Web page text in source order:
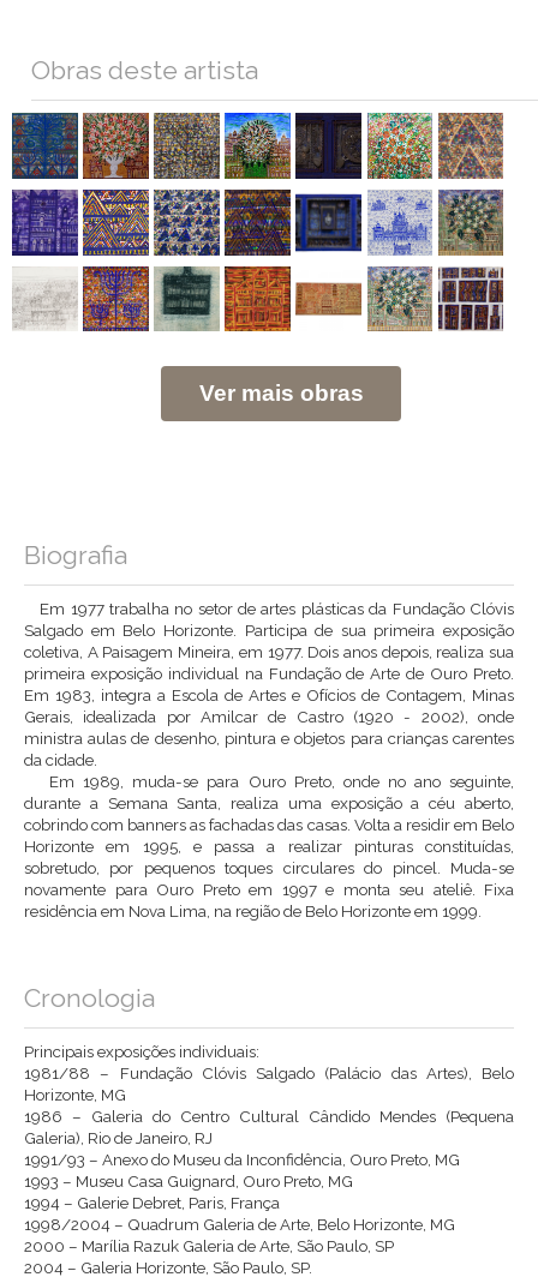
Obras deste artista
Ver mais obras
Biografia
Em 1977 trabalha no setor de artes plásticas da Fundação Clóvis
Salgado em Belo Horizonte. Participa de sua primeira exposição
coletiva, A Paisagem Mineira, em 1977. Dois anos depois, realiza sua
primeira exposição individual na Fundação de Arte de Ouro Preto.
Em 1983, integra a Escola de Artes e Ofícios de Contagem, Minas
Gerais, idealizada por Amilcar de Castro (1920 - 2002), onde
ministra aulas de desenho, pintura e objetos para crianças carentes
da cidade.
Em 1989, muda-se para Ouro Preto, onde no ano seguinte,
durante a Semana Santa, realiza uma exposição a céu aberto,
cobrindo com banners as fachadas das casas. Volta a residir em Belo
Horizonte em 1995, e passa a realizar pinturas constituídas,
sobretudo, por pequenos toques circulares do pincel. Muda-se
novamente para Ouro Preto em 1997 e monta seu ateliê. Fixa
residência em Nova Lima, na região de Belo Horizonte em 1999.
Cronologia
Principais exposições individuais:
1981/88 – Fundação Clóvis Salgado (Palácio das Artes), Belo
Horizonte, MG
1986 – Galeria do Centro Cultural Cândido Mendes (Pequena
Galeria), Rio de Janeiro, RJ
1991/93 – Anexo do Museu da Inconfidência, Ouro Preto, MG
1993 – Museu Casa Guignard, Ouro Preto, MG
1994 – Galerie Debret, Paris, França
1998/2004 – Quadrum Galeria de Arte, Belo Horizonte, MG
2000 – Marília Razuk Galeria de Arte, São Paulo, SP
2004 – Galeria Horizonte, São Paulo, SP.